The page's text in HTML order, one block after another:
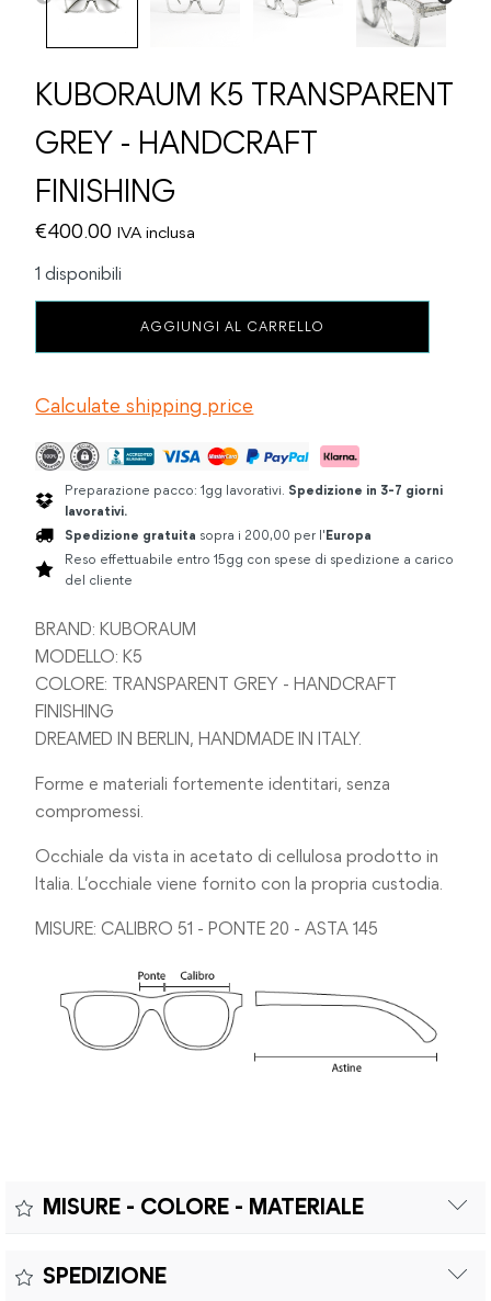
KUBORAUM K5 TRANSPARENT
GREY - HANDCRAFT
FINISHING
€400.00 IVA inclusa
1 disponibili
-
FINISHING
quantità
AGGIUNGI AL CARRELLO
Calculate shipping price
Preparazione pacco: 1gg lavorativi. Spedizione in 3-7 giorni
lavorativi.
Spedizione gratuita sopra i 200,00 per l'Europa
Reso effettuabile entro 15gg con spese di spedizione a carico
del cliente
BRAND: KUBORAUM
MODELLO: K5
COLORE: TRANSPARENT GREY - HANDCRAFT
FINISHING
DREAMED IN BERLIN, HANDMADE IN ITALY.
Forme e materiali fortemente identitari, senza
compromessi.
Occhiale da vista in acetato di cellulosa prodotto in
Italia. L’occhiale viene fornito con la propria custodia.
MISURE: CALIBRO 51 - PONTE 20 - ASTA 145
MISURE - COLORE - MATERIALE
SPEDIZIONE